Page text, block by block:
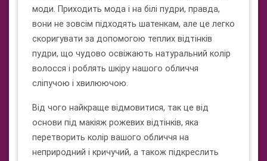
моди. Приходить мода і на білі пудри, правда,
вони не зовсім підходять шатенкам, але це легко
скоригувати за допомогою теплих відтінків
пудри, що чудово освіжають натуральний колір
волосся і роблять шкіру нашого обличчя
сліпучою і хвилюючою.
Від чого найкраще відмовитися, так це від
основи під макіяж рожевих відтінків, яка
перетворить колір вашого обличчя на
неприродний і кричучий, а також підкреслить